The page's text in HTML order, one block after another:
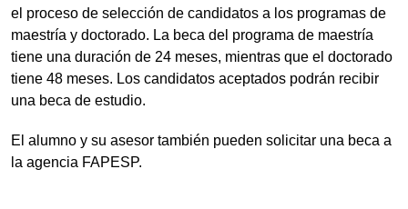
el proceso de selección de candidatos a los programas de
maestría y doctorado. La beca del programa de maestría
tiene una duración de 24 meses, mientras que el doctorado
tiene 48 meses. Los candidatos aceptados podrán recibir
una beca de estudio.
El alumno y su asesor también pueden solicitar una beca a
la agencia FAPESP.